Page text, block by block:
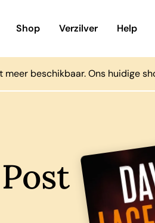
Shop Verzilver Help
beschikbaar. Ons huidige